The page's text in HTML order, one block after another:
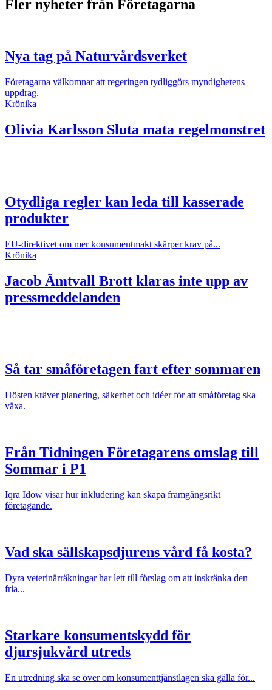
Fler nyheter från Företagarna
Nya tag på Naturvårdsverket
Företagarna välkomnar att regeringen tydliggörs myndighetens
uppdrag.
Krönika
Olivia Karlsson Sluta mata regelmonstret
Otydliga regler kan leda till kasserade
produkter
EU-direktivet om mer konsumentmakt skärper krav på...
Krönika
Jacob Ämtvall Brott klaras inte upp av
pressmeddelanden
Så tar småföretagen fart efter sommaren
Hösten kräver planering, säkerhet och idéer för att småföretag ska
växa.
Från Tidningen Företagarens omslag till
Sommar i P1
Iqra Idow visar hur inkludering kan skapa framgångsrikt
företagande.
Vad ska sällskapsdjurens vård få kosta?
Dyra veterinärräkningar har lett till förslag om att inskränka den
fria...
Starkare konsumentskydd för
djursjukvård utreds
En utredning ska se över om konsumenttjänstlagen ska gälla för...